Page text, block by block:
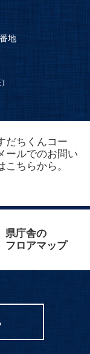
地
だちくんコー
ールでのお問い
こちらから。
県庁舎の
フロアマップ